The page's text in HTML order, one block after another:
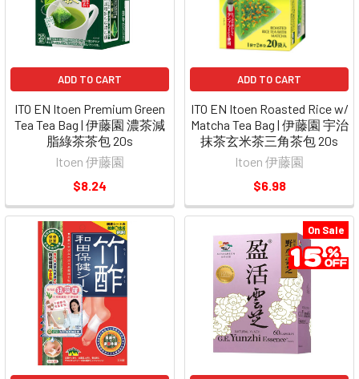
ADD TO CART
ITO EN Itoen Premium Green
Tea Tea Bag | 伊藤園 濃茶減
脂綠茶茶包 20s
Itoen 伊藤園
$8.24
ADD TO CART
ITO EN Itoen Roasted Rice w/
Matcha Tea Bag | 伊藤園 宇治
抹茶玄米茶三角茶包 20s
Itoen 伊藤園
$6.98
On Sale